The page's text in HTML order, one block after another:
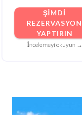
ŞIMDI
REZERVASYON
YAPTIRIN
İncelemeyi okuyun →